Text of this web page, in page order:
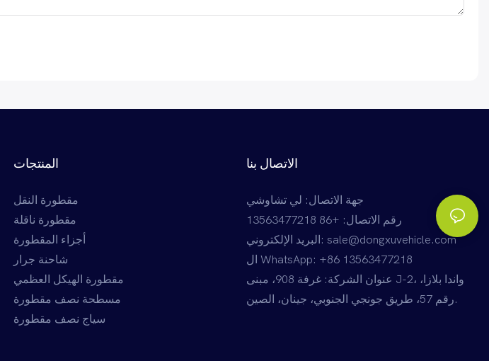
المنتجات
مقطورة النقل
مقطورة ناقلة
أجزاء المقطورة
شاحنة جرار
مقطورة الهيكل العظمي
مسطحة نصف مقطورة
سياج نصف مقطورة
الاتصال بنا
جهة الاتصال: لي تشاوشي
رقم الاتصال: +86 13563477218
البريد الإلكتروني: sale@dongxuvehicle.com
ال WhatsApp: +86 13563477218
عنوان الشركة: غرفة 908، مبنى J-2، واندا بلازا،
رقم 57، طريق جونجي الجنوبي، جينان، الصين.